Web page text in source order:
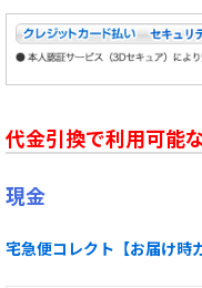
代金引換で利用可能
現金
宅急便コレクト【お届け時